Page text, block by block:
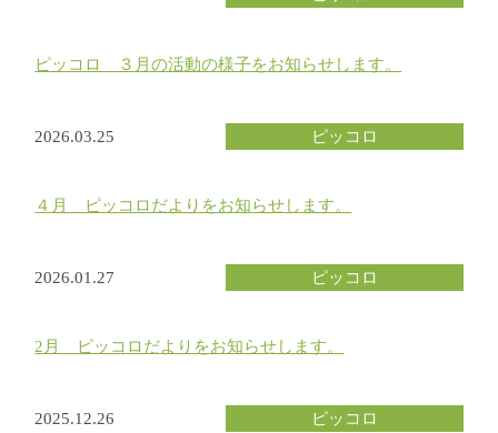
ピッコロ ３月の活動の様子をお知らせします。
2026.03.25 ピッコロ
４月 ピッコロだよりをお知らせします。
2026.01.27 ピッコロ
2月 ピッコロだよりをお知らせします。
2025.12.26 ピッコロ